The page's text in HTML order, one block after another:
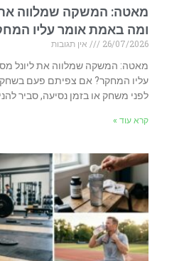
מאטה: המשקה שמלווה את
ומה באמת אומר עליו
26/07/2026
אין תגובות
מאטה: המשקה שמלווה את ליונל
עליו המחקר? אם צפיתם פעם
לפני משחק או בזמן נסיעה, סביר
קרא עוד »